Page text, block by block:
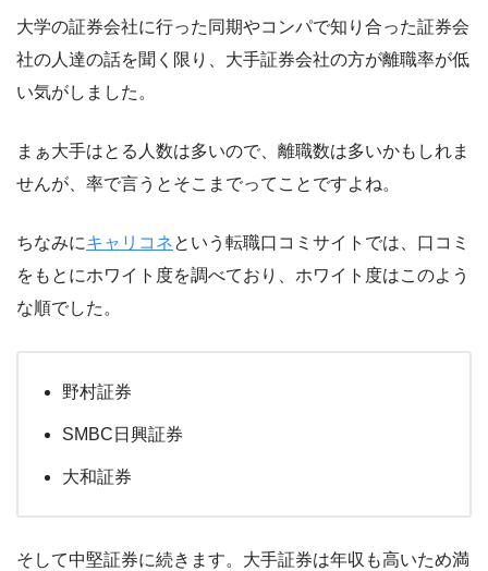
大学の証券会社に行った同期やコンパで知り合った証券会
社の人達の話を聞く限り、大手証券会社の方が離職率が低
い気がしました。
まぁ大手はとる人数は多いので、離職数は多いかもしれま
せんが、率で言うとそこまでってことですよね。
ちなみにキャリコネという転職口コミサイトでは、口コミ
をもとにホワイト度を調べており、ホワイト度はこのよう
な順でした。
野村証券
SMBC日興証券
大和証券
そして中堅証券に続きます。大手証券は年収も高いため満